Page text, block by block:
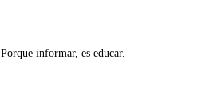
Porque informar, es educar.